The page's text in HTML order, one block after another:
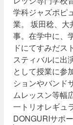
学科ジャズポピ
業。 坂田稔、大
事。在学中に、
ドにてすみだス
スティバルに出
として授業に参
ションやバンド
ムレッスン等幅
一トリオレギュ
DONGURIサポ